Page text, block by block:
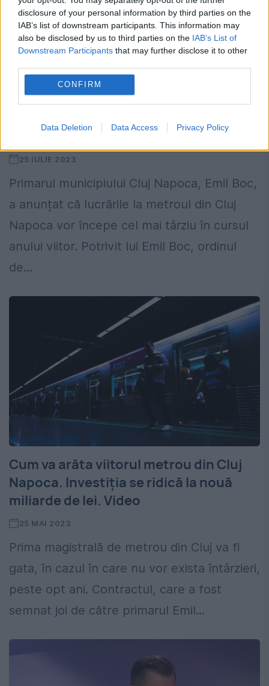
disclosure of your personal information by third parties on the
IAB’s list of downstream participants. This information may
also be disclosed by us to third parties on the IAB’s List of
Downstream Participants that may further disclose it to other
CONFIRM
Data Deletion Data Access Privacy Policy
Încep lucrările la metroul din Cluj.
Trenurile nu vor avea mecanic
25 IULIE 2023
Primarul municipiului Cluj Napoca, Emil Boc,
a anunțat că lucrările la metroul din Cluj
Napoca vor începe cel mai târziu în cursul
anului viitor. Potrivit lui Emil Boc, ordinul
de...
Cum va arăta viitorul metrou din Cluj
Napoca. Investiția se ridică la nouă
miliarde de lei. Video
25 MAI 2023
Prima magistrală de metrou din Cluj va fi
gata, în cazul în care nu vor exista întârzieri,
peste opt ani. Contractul, care a fost
semnat joi de către primarul Emil...